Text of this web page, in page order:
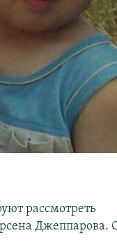
рассмотреть
Джеппарова.